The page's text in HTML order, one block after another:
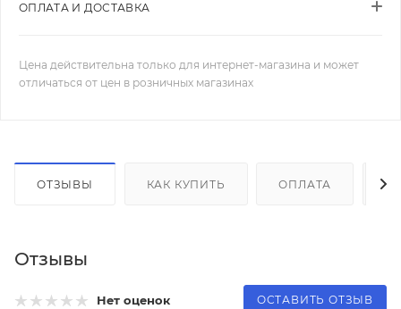
ОПЛАТА И ДОСТАВКА
Цена действительна только для интернет-магазина и может
отличаться от цен в розничных магазинах
ОТЗЫВЫ КАК КУПИТЬ ОПЛАТА
Отзывы
Нет оценок ОСТАВИТЬ ОТЗЫВ